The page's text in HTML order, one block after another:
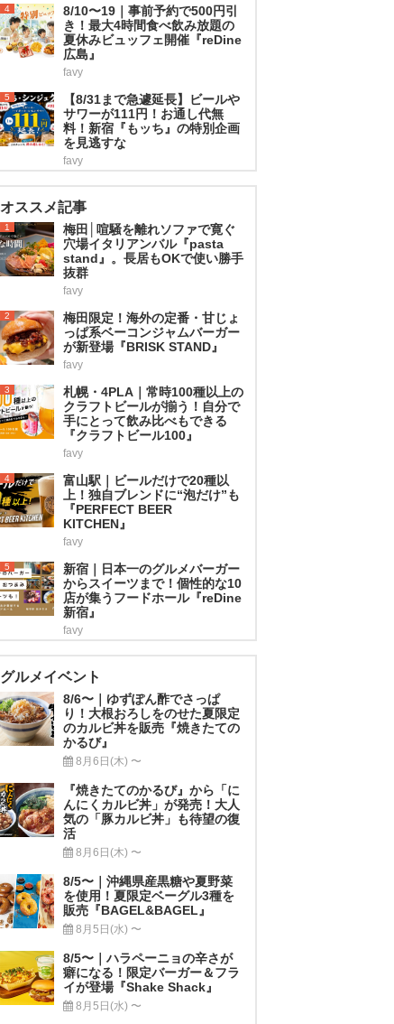
4
8/10〜19｜事前予約で500円引
き！最大4時間食べ飲み放題の
夏休みビュッフェ開催『reDine
広島』
favy
5
【8/31まで急遽延長】ビールや
サワーが111円！お通し代無
料！新宿『もッち』の特別企画
を見逃すな
favy
オススメ記事
1
梅田│喧騒を離れソファで寛ぐ
穴場イタリアンバル『pasta
stand』。長居もOKで使い勝手
抜群
favy
2
梅田限定！海外の定番・甘じょ
っぱ系ベーコンジャムバーガー
が新登場『BRISK STAND』
favy
3
札幌・4PLA｜常時100種以上の
クラフトビールが揃う！自分で
手にとって飲み比べもできる
『クラフトビール100』
favy
4
富山駅｜ビールだけで20種以
上！独自ブレンドに“泡だけ”も
『PERFECT BEER
KITCHEN』
favy
5
新宿｜日本一のグルメバーガー
からスイーツまで！個性的な10
店が集うフードホール『reDine
新宿』
favy
グルメイベント
8/6〜｜ゆずぽん酢でさっぱ
り！大根おろしをのせた夏限定
のカルビ丼を販売『焼きたての
かるび』
8月6日(木) 〜
『焼きたてのかるび』から「に
んにくカルビ丼」が発売！大人
気の「豚カルビ丼」も待望の復
活
8月6日(木) 〜
8/5〜｜沖縄県産黒糖や夏野菜
を使用！夏限定ベーグル3種を
販売『BAGEL&BAGEL』
8月5日(水) 〜
8/5〜｜ハラペーニョの辛さが
癖になる！限定バーガー＆フラ
イが登場『Shake Shack』
8月5日(水) 〜